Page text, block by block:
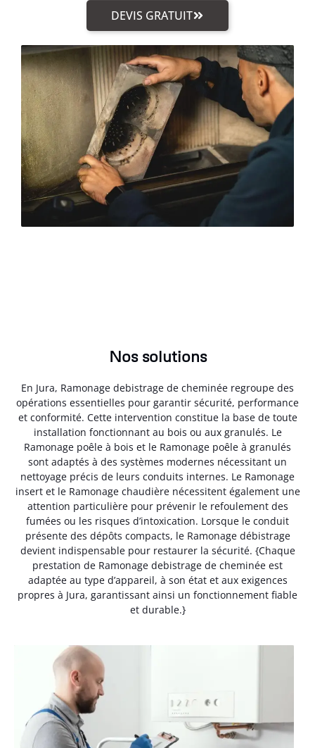
DEVIS GRATUIT
Nos solutions
En Jura, Ramonage debistrage de cheminée regroupe des
opérations essentielles pour garantir sécurité, performance
et conformité. Cette intervention constitue la base de toute
installation fonctionnant au bois ou aux granulés. Le
Ramonage poêle à bois et le Ramonage poêle à granulés
sont adaptés à des systèmes modernes nécessitant un
nettoyage précis de leurs conduits internes. Le Ramonage
insert et le Ramonage chaudière nécessitent également une
attention particulière pour prévenir le refoulement des
fumées ou les risques d’intoxication. Lorsque le conduit
présente des dépôts compacts, le Ramonage débistrage
devient indispensable pour restaurer la sécurité. {Chaque
prestation de Ramonage debistrage de cheminée est
adaptée au type d’appareil, à son état et aux exigences
propres à Jura, garantissant ainsi un fonctionnement fiable
et durable.}